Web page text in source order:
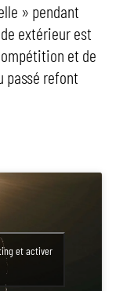
» pendant
extérieur est
et de
passé refont
et activer